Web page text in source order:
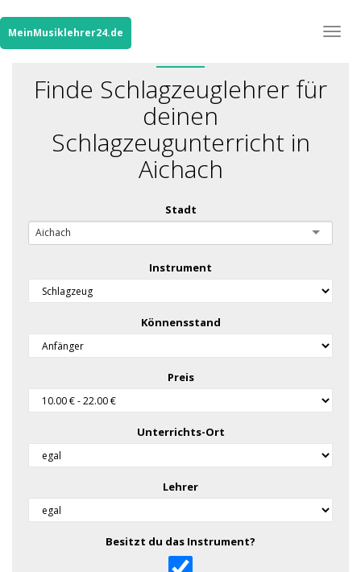
MeinMusiklehrer24.de
Finde Schlagzeuglehrer für
deinen
Schlagzeugunterricht in
Aichach
Stadt
Aichach
Instrument
Könnensstand
Preis
Unterrichts-Ort
Lehrer
Besitzt du das Instrument?